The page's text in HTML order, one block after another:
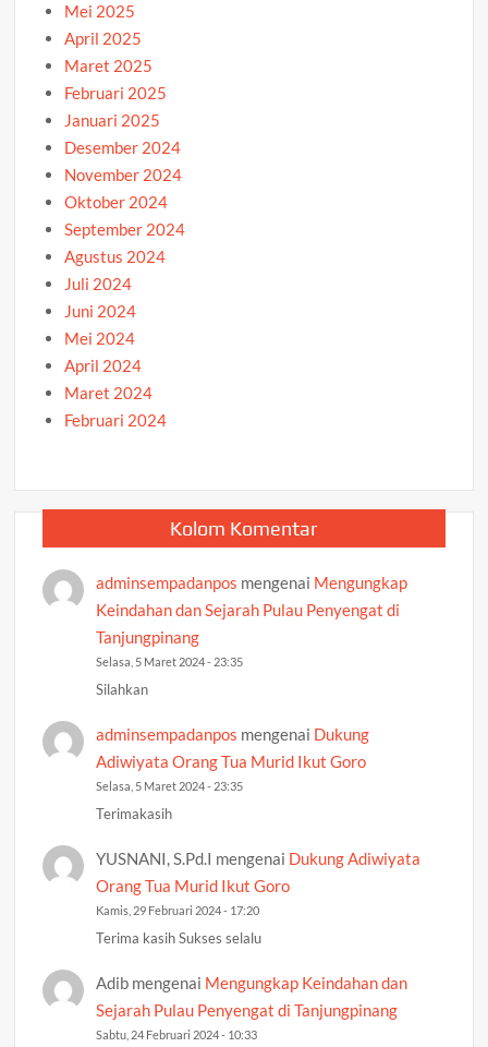
Mei 2025
April 2025
Maret 2025
Februari 2025
Januari 2025
Desember 2024
November 2024
Oktober 2024
September 2024
Agustus 2024
Juli 2024
Juni 2024
Mei 2024
April 2024
Maret 2024
Februari 2024
Kolom Komentar
adminsempadanpos mengenai Mengungkap
Keindahan dan Sejarah Pulau Penyengat di
Tanjungpinang
Selasa, 5 Maret 2024 - 23:35
Silahkan
adminsempadanpos mengenai Dukung
Adiwiyata Orang Tua Murid Ikut Goro
Selasa, 5 Maret 2024 - 23:35
Terimakasih
YUSNANI, S.Pd.I mengenai Dukung Adiwiyata
Orang Tua Murid Ikut Goro
Kamis, 29 Februari 2024 - 17:20
Terima kasih Sukses selalu
Adib mengenai Mengungkap Keindahan dan
Sejarah Pulau Penyengat di Tanjungpinang
Sabtu, 24 Februari 2024 - 10:33